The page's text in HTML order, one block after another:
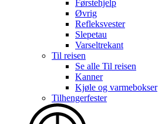
Førstehjelp
Øvrig
Refleksvester
Slepetau
Varseltrekant
Til reisen
Se alle Til reisen
Kanner
Kjøle og varmebokser
Tilhengerfester